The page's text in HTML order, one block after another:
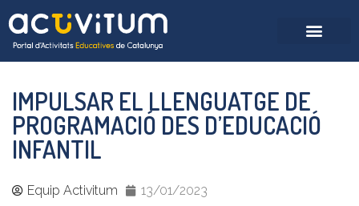
IMPULSAR EL LLENGUATGE DE
PROGRAMACIÓ DES D’EDUCACIÓ
INFANTIL
Equip Activitum 13/01/2023